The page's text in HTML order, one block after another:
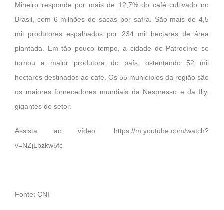
Mineiro responde por mais de 12,7% do café cultivado no
Brasil, com 6 milhões de sacas por safra. São mais de 4,5
mil produtores espalhados por 234 mil hectares de área
plantada. Em tão pouco tempo, a cidade de Patrocínio se
tornou a maior produtora do país, ostentando 52 mil
hectares destinados ao café. Os 55 municípios da região são
os maiores fornecedores mundiais da Nespresso e da Illy,
gigantes do setor.
Assista ao vídeo: https://m.youtube.com/watch?
v=NZjLbzkw5fc
Fonte: CNI